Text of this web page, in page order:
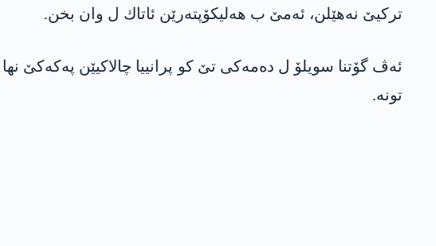
تركیێ نه‌هێلن، ئه‌مێ ب هه‌لیكۆپته‌رێن ئاتاك ل وان بخن.
ئه‌ڤ گۆتنا سویلۆ ل ده‌مه‌كی تێ كو پرانییا چالاكیێن
تونه‌.